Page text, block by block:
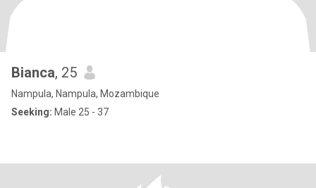
Bianca, 25
Nampula, Nampula, Mozambique
Seeking: Male 25 - 37